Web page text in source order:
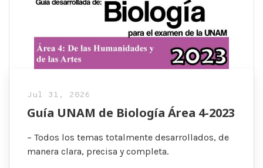
Jul 31, 2026
Guía UNAM de Biología Área 4-2023
– Todos los temas totalmente desarrollados, de
manera clara, precisa y completa.